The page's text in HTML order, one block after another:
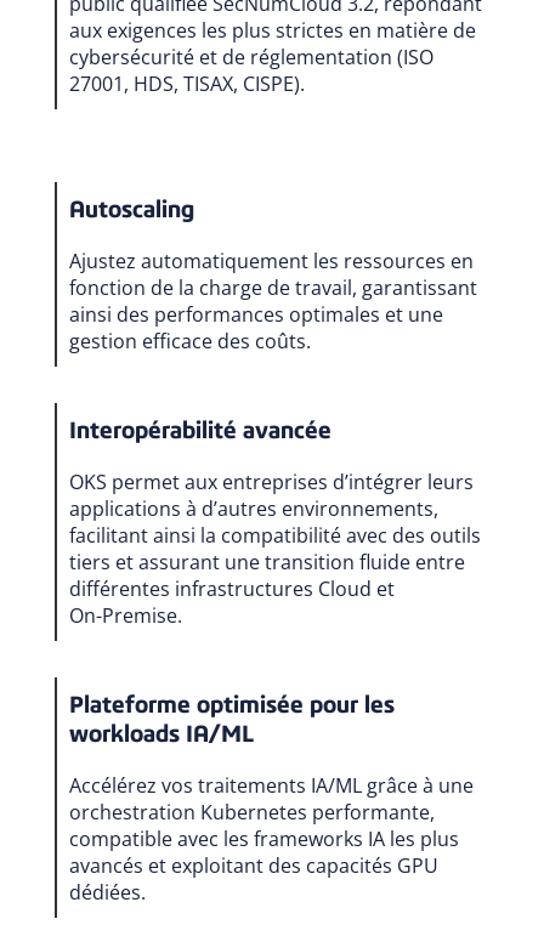
aux exigences les plus strictes en matière de
cybersécurité et de réglementation (ISO
27001, HDS, TISAX, CISPE).
Autoscaling
Ajustez automatiquement les ressources en
fonction de la charge de travail, garantissant
ainsi des performances optimales et une
gestion efficace des coûts.
Interopérabilité avancée
OKS permet aux entreprises d’intégrer leurs
applications à d’autres environnements,
facilitant ainsi la compatibilité avec des outils
tiers et assurant une transition fluide entre
différentes infrastructures Cloud et
On-Premise.
Plateforme optimisée pour les
workloads IA/ML
Accélérez vos traitements IA/ML grâce à une
orchestration Kubernetes performante,
compatible avec les frameworks IA les plus
avancés et exploitant des capacités GPU
dédiées.